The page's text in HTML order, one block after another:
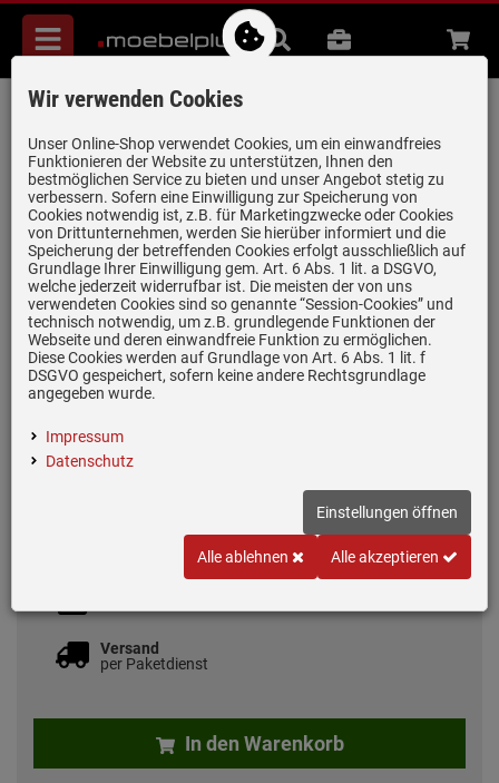
Menü
Suche
B2B Beratung
Blanco 225 089 Beckenverbindung
Artikel-Nummer:19935060 | Herstellernummer:225089 |
EAN:4020684489096
Einloggen und Bewertung schreiben
Beckenverbindung für 3 x 3 ½'' bzw 2 x 3 ½'' mit 1 x 1 ½'' Ventilen
zzgl. 7.50 EUR Versand
Versand
per Paketdienst
In den Warenkorb
Wir verwenden Cookies
Unser Online-Shop verwendet Cookies, um ein einwandfreies
Funktionieren der Website zu unterstützen, Ihnen den
bestmöglichen Service zu bieten und unser Angebot stetig zu
verbessern. Sofern eine Einwilligung zur Speicherung von
Cookies notwendig ist, z.B. für Marketingzwecke oder Cookies
von Drittunternehmen, werden Sie hierüber informiert und die
Speicherung der betreffenden Cookies erfolgt ausschließlich auf
Grundlage Ihrer Einwilligung gem. Art. 6 Abs. 1 lit. a DSGVO,
welche jederzeit widerrufbar ist. Die meisten der von uns
verwendeten Cookies sind so genannte “Session-Cookies” und
technisch notwendig, um z.B. grundlegende Funktionen der
Webseite und deren einwandfreie Funktion zu ermöglichen.
Diese Cookies werden auf Grundlage von Art. 6 Abs. 1 lit. f
DSGVO gespeichert, sofern keine andere Rechtsgrundlage
angegeben wurde.
Impressum
Datenschutz
Einstellungen öffnen
Alle ablehnen Alle akzeptieren